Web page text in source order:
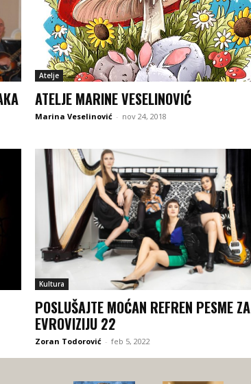
Atelje
ATELJE MARINE VESELINOVIĆ
Marina Veselinović - nov 24, 2018
Kultura
POSLUŠAJTE MOĆAN REFREN PESME ZA
EVROVIZIJU 22
Zoran Todorović - feb 5, 2022